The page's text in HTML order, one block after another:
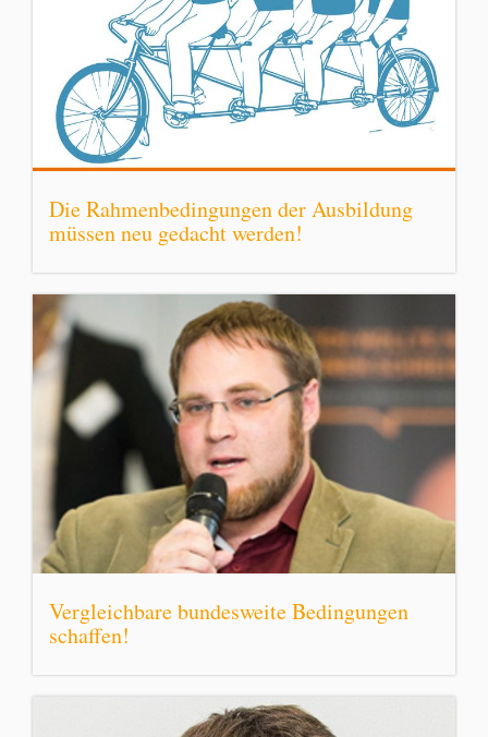
Die Rahmenbedingungen der Ausbildung
müssen neu gedacht werden!
Vergleichbare bundesweite Bedingungen
schaffen!